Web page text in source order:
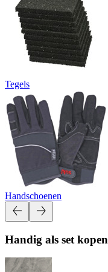
Tegels
Handschoenen
Handig als set kopen